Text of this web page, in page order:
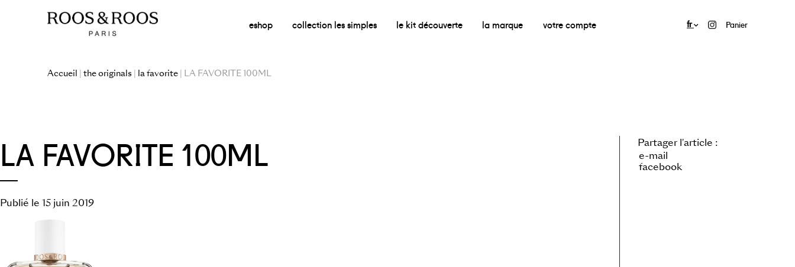
eshop collection les simples le kit découverte la marque votre compte fr Panier
Accueil | the originals | la favorite | LA FAVORITE 100ML
LA FAVORITE 100ML
Publié le 15 juin 2019
Partager l'article :
e-mail
facebook